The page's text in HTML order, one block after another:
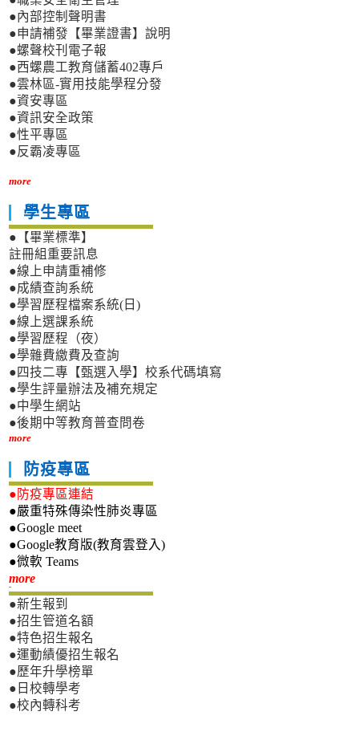
●內部控制聲明書
●申請補發【畢業證書】說明
●螺聲校刊電子報
●西螺農工教育儲蓄402專戶
●雲林區-實用技能學程分發
●資安專區
●資訊安全政策
●性平專區
●反霸凌專區
more
學生專區
●【畢業標準】
註冊組重要訊息
●線上申請重補修
●成績查詢系統
●學習歷程檔案系統(日)
●線上選課系統
●學習歷程（夜）
●學雜費繳費及查詢
●四技二專【甄選入學】校系代碼填寫
●學生評量辦法及補充規定
●中學生網站
●後期中等教育普查問卷
more
防疫專區
●防疫專區連結
●嚴重特殊傳染性肺炎專區
●Google meet
●Google教育版(教育雲登入)
●微軟 Teams
more新生專區
●新生報到
●招生管道名額
●特色招生報名
●運動績優招生報名
●歷年升學榜單
●日校轉學考
●校內轉科考